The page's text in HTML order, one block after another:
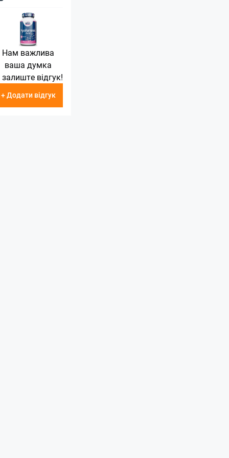
Нам важлива
ваша думка
відгук!
+ Додати відгук